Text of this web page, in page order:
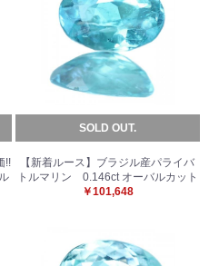
!!
SOLD OUT.
【新着ルース】ブラジル産パライバ
トルマリン 0.146ct オーバルカット
￥101,648